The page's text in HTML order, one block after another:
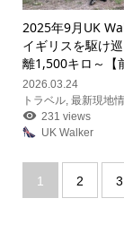
2025年9月UK
イギリスを駆け
離1,500キロ～【
2026.03.24
トラベル, 最新現地
231 views
UK Walker
1 2 3